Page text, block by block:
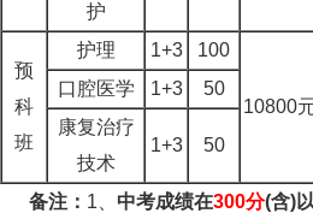
护
预
科
班
护理 1+3 100
10800
口腔医学 1+3
50
康复治疗
技术
1+3 50
备注： 1、 中考成绩在300分(含)